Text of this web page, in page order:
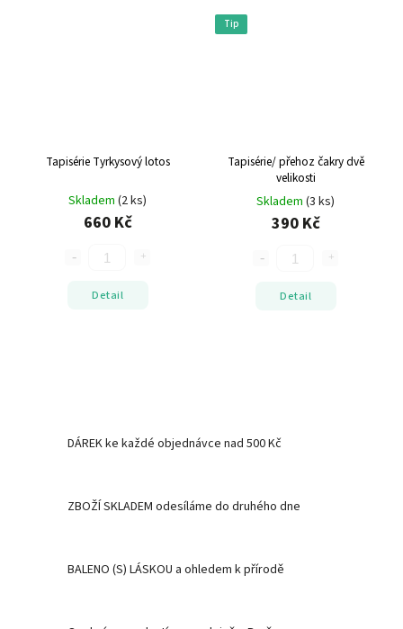
Tapisérie Tyrkysový lotos
Skladem (2 ks)
660 Kč
Detail
Tip
Tapisérie/ přehoz čakrydvě
velikosti
Skladem (3 ks)
390 Kč
Detail
DÁREK ke každé objednávce nad 500 Kč
ZBOŽÍ SKLADEM odesíláme do druhého dne
BALENO (S) LÁSKOU a ohledem k přírodě